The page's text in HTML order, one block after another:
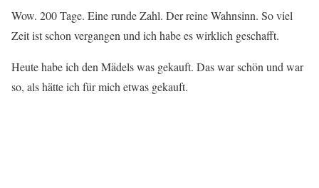
Wow. 200 Tage. Eine runde Zahl. Der reine Wahnsinn. So viel
Zeit ist schon vergangen und ich habe es wirklich geschafft.
Heute habe ich den Mädels was gekauft. Das war schön und war
so, als hätte ich für mich etwas gekauft.